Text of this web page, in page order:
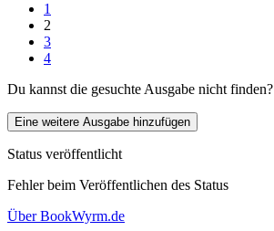
1
2
3
4
Du kannst die gesuchte Ausgabe nicht finden?
Eine weitere Ausgabe hinzufügen
Status veröffentlicht
Fehler beim Veröffentlichen des Status
Über BookWyrm.de